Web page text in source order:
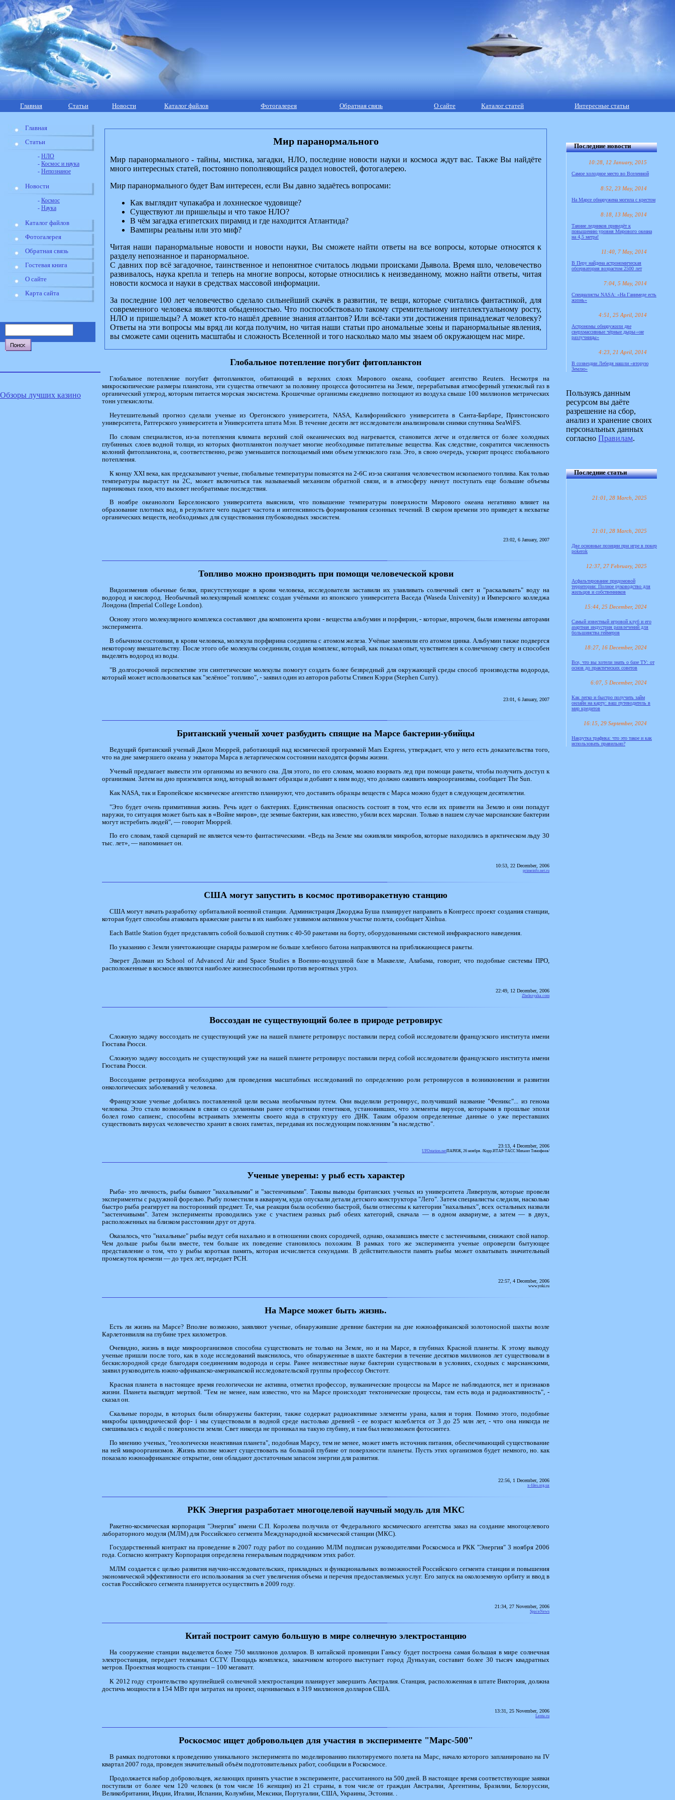
Главная Статьи Новости Каталог файлов Фотогалерея Обратная связь О сайте Каталог статей Интересные статьи
Главная
Статьи
- НЛО
- Космос и наука
- Непознаное
Новости
- Космос
- Наука
Каталог файлов
Фотогалерея
Обратная связь
Гостевая книга
О сайте
Карта сайта
Обзоры лучших казино
Мир паранормального
Мир паранормального - тайны, мистика, загадки, НЛО, последние новости науки и космоса ждут вас. Также Вы найдёте
много интересных статей, постоянно пополняющийся раздел новостей, фотогалерею.
Мир паранормального будет Вам интересен, если Вы давно задаётесь вопросами:
Как выглядит чупакабра и лохннеское чудовище?
Существуют ли пришельцы и что такое НЛО?
В чём загадка египетских пирамид и где находится Атлантида?
Вампиры реальны или это миф?
Читая наши паранормальные новости и новости науки, Вы сможете найти ответы на все вопросы, которые относятся к
разделу непознанное и паранормальное.
С давних пор всё загадочное, таинственное и непонятное считалось людьми происками Дьявола. Время шло, человечество
развивалось, наука крепла и теперь на многие вопросы, которые относились к неизведанному, можно найти ответы, читая
новости космоса и науки в средствах массовой информации.
За последние 100 лет человечество сделало сильнейший скачёк в развитии, те вещи, которые считались фантастикой, для
современного человека являются обыденностью. Что поспособствовало такому стремительному интеллектуальному росту,
НЛО и пришельцы? А может кто-то нашёл древние знания атлантов? Или всё-таки эти достижения принадлежат человеку?
Ответы на эти вопросы мы вряд ли когда получим, но читая наши статьи про аномальные зоны и паранормальные явления,
вы сможете сами оценить масштабы и сложность Вселенной и того насколько мало мы знаем об окружающем нас мире.
Глобальное потепление погубит фитопланктон
Глобальное потепление погубит фитопланктон, обитающий в верхних слоях Мирового океана, сообщает агентство Reuters. Несмотря на
микроскопические размеры планктона, эти существа отвечают за половину процесса фотосинтеза на Земле, перерабатывая атмосферный углекислый газ в
органический углерод, которым питается морская экосистема. Крошечные организмы ежедневно поглощают из воздуха свыше 100 миллионов метрических
тонн углекислоты.
Неутешительный прогноз сделали ученые из Орегонского университета, NASA, Калифорнийского университета в Санта-Барбаре, Принстонского
университета, Ратгерского университета и Университета штата Мэн. В течение десяти лет исследователи анализировали снимки спутника SeaWiFS.
По словам специалистов, из-за потепления климата верхний слой океанических вод нагревается, становится легче и отделяется от более холодных
глубинных слоев водной толщи, из которых фиотпланктон получает многие необходимые питательные вещества. Как следствие, сократится численность
колоний фитопланктона, и, соответственно, резко уменьшится поглощаемый ими объем углекислого газа. Это, в свою очередь, ускорит процесс глобального
потепления.
К концу XXI века, как предсказывают ученые, глобальные температуры повысятся на 2-6C из-за сжигания человечеством ископаемого топлива. Как только
температуры вырастут на 2С, может включиться так называемый механизм обратной связи, и в атмосферу начнут поступать еще большие объемы
парниковых газов, что вызовет необратимые последствия.
В ноябре океанологи Барселонского университета выяснили, что повышение температуры поверхности Мирового океана негативно влияет на
образование плотных вод, в результате чего падает частота и интенсивность формирования сезонных течений. В скором времени это приведет к нехватке
органических веществ, необходимых для существования глубоководных экосистем.
23:02, 6 January, 2007
Топливо можно производить при помощи человеческой крови
Видоизменив обычные белки, присутствующие в крови человека, исследователи заставили их улавливать солнечный свет и "раскалывать" воду на
водород и кислород. Необычный молекулярный комплекс создан учёными из японского университета Васеда (Waseda University) и Имперского колледжа
Лондона (Imperial College London).
Основу этого молекулярного комплекса составляют два компонента крови - вещества альбумин и порфирин, - которые, впрочем, были изменены авторами
эксперимента.
В обычном состоянии, в крови человека, молекула порфирина соединена с атомом железа. Учёные заменили его атомом цинка. Альбумин также подвергся
некоторому вмешательству. После этого обе молекулы соединили, создав комплекс, который, как показал опыт, чувствителен к солнечному свету и способен
выделять водород из воды.
"В долгосрочной перспективе эти синтетические молекулы помогут создать более безвредный для окружающей среды способ производства водорода,
который может использоваться как "зелёное" топливо", - заявил один из авторов работы Стивен Кэрри (Stephen Curry).
23:01, 6 January, 2007
Британский ученый хочет разбудить спящие на Марсе бактерии-убийцы
Ведущий британский ученый Джон Мюррей, работающий над космической программой Mars Express, утверждает, что у него есть доказательства того,
что на дне замерзшего океана у экватора Марса в летаргическом состоянии находятся формы жизни.
Ученый предлагает вывести эти организмы из вечного сна. Для этого, по его словам, можно взорвать лед при помощи ракеты, чтобы получить доступ к
организмам. Затем на дно приземлится зонд, который возьмет образцы и добавит к ним воду, что должно оживить микроорганизмы, сообщает The Sun.
Как NASA, так и Европейское космическое агентство планируют, что доставить образцы веществ с Марса можно будет в следующем десятилетии.
"Это будет очень примитивная жизнь. Речь идет о бактериях. Единственная опасность состоит в том, что если их привезти на Землю и они попадут
наружи, то ситуация может быть как в «Войне миров», где земные бактерии, как известно, убили всех марсиан. Только в нашем случае марсианские бактерии
могут истребить людей", — говорит Мюррей.
По его словам, такой сценарий не является чем-то фантастическими. «Ведь на Земле мы оживляли микробов, которые находились в арктическом льду 30
тыс. лет», — напоминает он.
10:53, 22 December, 2006
primeinfo.net.ru
США могут запустить в космос противоракетную станцию
США могут начать разработку орбитальной военной станции. Администрация Джорджа Буша планирует направить в Конгресс проект создания станции,
которая будет способна атаковать вражеские ракеты в их наиболее уязвимом активном участке полета, сообщает Xinhua.
Each Battle Station будет представлять собой большой спутник с 40-50 ракетами на борту, оборудованными системой инфракрасного наведения.
По указанию с Земли уничтожающие снаряды размером не больше хлебного батона направляются на приближающиеся ракеты.
Эверет Долман из School of Advanced Air and Space Studies в Военно-воздушной базе в Маквелле, Алабама, говорит, что подобные системы ПРО,
расположенные в космосе являются наиболее жизнеспособными против вероятных угроз.
22:49, 12 December, 2006
Zhelezyaka.com
Воссоздан не существующий более в природе ретровирус
Сложную задачу воссоздать не существующий уже на нашей планете ретровирус поставили перед собой исследователи французского института имени
Гюстава Рюсси.
Сложную задачу воссоздать не существующий уже на нашей планете ретровирус поставили перед собой исследователи французского института имени
Гюстава Рюсси.
Воссоздание ретровируса необходимо для проведения масштабных исследований по определению роли ретровирусов в возникновении и развитии
онкологических заболеваний у человека.
Французские ученые добились поставленной цели весьма необычным путем. Они выделили ретровирус, получивший название "Феникс"... из генома
человека. Это стало возможным в связи со сделанными ранее открытиями генетиков, установивших, что элементы вирусов, которыми в прошлые эпохи
болел гомо сапиенс, способны встраивать элементы своего кода в структуру его ДНК. Таким образом определенные данные о уже переставших
существовать вирусах человечество хранит в своих гаметах, передавая их последующим поколениям "в наследство".
23:13, 4 December, 2006
UFOstation.netПАРИЖ, 26 ноября. /Корр.ИТАР-ТАСС Михaил Тимофеев/
Ученые уверены: у рыб есть характер
Рыба- это личность, рыбы бывают "нахальными" и "застенчивыми". Таковы выводы британских ученых из университета Ливерпуля, которые провели
эксперименты с радужной форелью. Рыбу поместили в аквариум, куда опускали детали детского конструктора "Лего". Затем специалисты следили, насколько
быстро рыба реагирует на посторонний предмет. Те, чья реакция была особенно быстрой, были отнесены к категории "нахальных", всех остальных назвали
"застенчивыми". Затем эксперименты проводились уже с участием разных рыб обеих категорий, сначала — в одном аквариуме, а затем — в двух,
расположенных на близком расстоянии друг от друга.
Оказалось, что "нахальные" рыбы ведут себя нахально и в отношении своих сородичей, однако, оказавшись вместе с застенчивыми, снижают свой напор.
Чем дольше рыбы были вместе, тем больше их поведение становилось похожим. В рамках того же эксперимента ученые опровергли бытующее
представление о том, что у рыбы короткая память, которая исчисляется секундами. В действительности память рыбы может охватывать значительный
промежуток времени — до трех лет, передает РСН.
22:57, 4 December, 2006
www.yoki.ru
На Марсе может быть жизнь.
Есть ли жизнь на Марсе? Вполне возможно, заявляют ученые, обнаружившие древние бактерии на дне южноафриканской золотоносной шахты возле
Карлетонвилля на глубине трех километров.
Очевидно, жизнь в виде микроорганизмов способна существовать не только на Земле, но и на Марсе, в глубинах Красной планеты. К этому выводу
ученые пришли после того, как в ходе исследований выяснилось, что обнаруженные в шахте бактерии в течение десятков миллионов лет существовали в
бескислородной среде благодаря соединениям водорода и серы. Ранее неизвестные науке бактерии существовали в условиях, сходных с марсианскими,
заявил руководитель южно-африканско-американской исследовательской группы профессор Онстотт.
Красная планета в настоящее время геологически не активна, отметил профессор, вулканические процессы на Марсе не наблюдаются, нет и признаков
жизни. Планета выглядит мертвой. "Тем не менее, нам известно, что на Марсе происходят тектонические процессы, там есть вода и радиоактивность", -
сказал он.
Скальные породы, в которых были обнаружены бактерии, также содержат радиоактивные элементы урана, калия и тория. Помимо этого, подобные
микробы цилиндрической фор- i мы существовали в водной среде настолько древней - ее возраст колеблется от 3 до 25 млн лет, - что она никогда не
смешивалась с водой с поверхности земли. Свет никогда не проникал на такую глубину, и там был невозможен фотосинтез.
По мнению ученых, "геологически неактивная планета", подобная Марсу, тем не менее, может иметь источник питания, обеспечивающий существование
на ней микроорганизмов. Жизнь вполне может существовать на большой глубине от поверхности планеты. Пусть этих организмов будет немного, но. как
показало южноафриканское открытие, они обладают достаточным запасом энергии для развития.
22:56, 1 December, 2006
x-files.org.ua
РКК Энергия разработает многоцелевой научный модуль для МКС
Ракетно-космическая корпорация "Энергия" имени С.П. Королева получила от Федерального космического агентства заказ на создание многоцелевого
лабораторного модуля (МЛМ) для Российского сегмента Международной космической станции (МКС).
Государственный контракт на проведение в 2007 году работ по созданию МЛМ подписан руководителями Роскосмоса и РКК "Энергия" 3 ноября 2006
года. Согласно контракту Корпорация определена генеральным подрядчиком этих работ.
МЛМ создается с целью развития научно-исследовательских, прикладных и функциональных возможностей Российского сегмента станции и повышения
экономической эффективности его использования за счет увеличения объема и перечня предоставляемых услуг. Его запуск на околоземную орбиту и ввод в
состав Российского сегмента планируется осуществить в 2009 году.
21:34, 27 November, 2006
SpaceNews
Китай построит самую большую в мире солнечную электростанцию
На сооружение станции выделяется более 750 миллионов долларов. В китайской провинции Ганьсу будет построена самая большая в мире солнечная
электростанция, передает телеканал CCTV. Площадь комплекса, заказчиком которого выступает город Дуньхуан, составит более 30 тысяч квадратных
метров. Проектная мощность станции – 100 мегаватт.
К 2012 году строительство крупнейшей солнечной электростанции планирует завершить Австралия. Станция, расположенная в штате Виктория, должна
достичь мощности в 154 МВт при затратах на проект, оцениваемых в 319 миллионов долларов США.
13:31, 25 November, 2006
Lenta.ru
Роскосмос ищет добровольцев для участия в эксперименте "Марс-500"
В рамках подготовки к проведению уникального эксперимента по моделированию пилотируемого полета на Марс, начало которого запланировано на IV
квартал 2007 года, проведен значительный объём подготовительных работ, сообщили в Роскосмосе.
Продолжается набор добровольцев, желающих принять участие в эксперименте, рассчитанного на 500 дней. В настоящее время соответствующие заявки
поступили от более чем 120 человек (в том числе 16 женщин) из 21 страны, в том числе от граждан Австралии, Аргентины, Бразилии, Белоруссии,
Великобритании, Индии, Италии, Испании, Колумбии, Мексики, Португалии, США, Украины, Эстонии. .
Последние новости
10:28, 12 January, 2015
Самое холодное место во Вселенной
8:52, 23 May, 2014
На Марсе обнаружена могила с крестом
8:18, 13 May, 2014
Таяние ледников приведёт к
повышению уровня Мирового океана
на 4,5 метра!
11:40, 7 May, 2014
В Перу найдена астрономическая
обсерватория возрастом 2500 лет
7:04, 5 May, 2014
Специалисты NASA: «На Ганимеде есть
жизнь»
4:51, 25 April, 2014
Астрономы обнаружили две
сверхмассивные чёрные дыры-«не
разлучницы»
4:23, 21 April, 2014
В созвездии Лебедя нашли «вторую
Землю»
Пользуясь данным
ресурсом вы даёте
разрешение на сбор,
анализ и хранение своих
персональных данных
согласно Правилам.
Последние статьи
21:01, 28 March, 2025
21:01, 28 March, 2025
Две основные позиции при игре в покер
pokerok
12:37, 27 February, 2025
Асфальтирование придомовой
территории: Полное руководство для
жильцов и собственников
15:44, 25 December, 2024
Самый известный игровой клуб и его
азартная индустрия развлечений для
большинства геймеров
18:27, 16 December, 2024
Все, что вы хотели знать о базе ТУ: от
основ до практических советов
6:07, 5 December, 2024
Как легко и быстро получить займ
онлайн на карту: ваш путеводитель в
мир кредитов
16:15, 29 September, 2024
Накрутка трафика: что это такое и как
использовать правильно?